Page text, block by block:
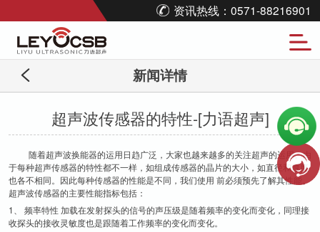
资讯热线：0571-88216901
新闻详情
超声波传感器的特性-[力语超声]
随着超声波换能器的运用日趋广泛，大家也越来越多的关注超声的运用。由
于每种超声传感器的特性都不一样，如组成传感器的晶片的大小，如直径和厚度
也各不相同。因此每种传感器的性能是不同，我们使用 前必须预先了解其性能。
超声波传感器的主要性能指标包括：
1、 频率特性 加载在发射探头的信号的声压级是随着频率的变化而变化，同理接
收探头的接收灵敏度也是跟随着工作频率的变化而变化。